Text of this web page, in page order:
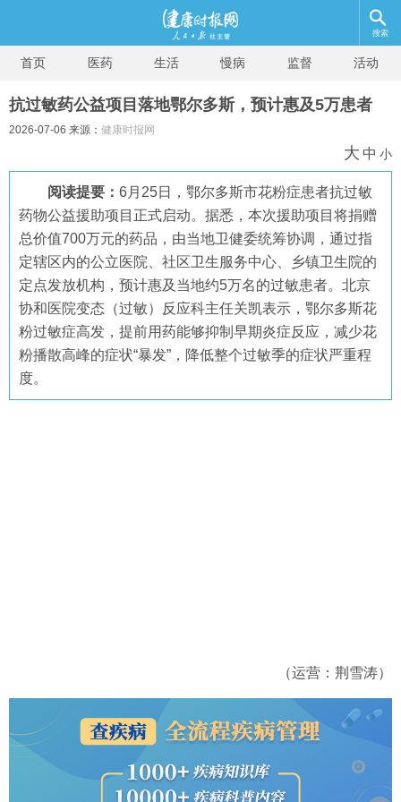
搜索
首页 医药 生活 慢病 监督 活动
抗过敏药公益项目落地鄂尔多斯，预计惠及5万患者
2026-07-06 来源： 健康时报网
大 中 小
阅读提要： 6月25日，鄂尔多斯市花粉症患者抗过敏
药物公益援助项目正式启动。据悉，本次援助项目将捐赠
总价值700万元的药品，由当地卫健委统筹协调，通过指
定辖区内的公立医院、社区卫生服务中心、乡镇卫生院的
定点发放机构，预计惠及当地约5万名的过敏患者。北京
协和医院变态（过敏）反应科主任关凯表示，鄂尔多斯花
粉过敏症高发，提前用药能够抑制早期炎症反应，减少花
粉播散高峰的症状“暴发”，降低整个过敏季的症状严重程
度。
（运营：荆雪涛）